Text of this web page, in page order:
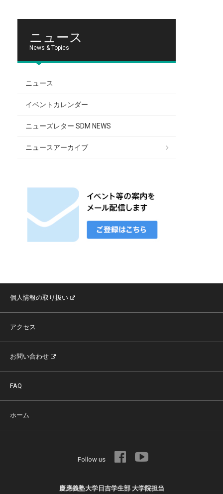
ニュース
News & Topics
ニュース
イベントカレンダー
ニューズレター SDM NEWS
ニュースアーカイブ
個人情報の取り扱い
アクセス
お問い合わせ
FAQ
ホーム
Follow us
慶應義塾大学日吉学生部 大学院担当